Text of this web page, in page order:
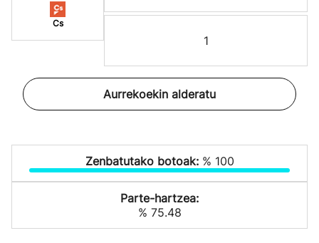
Cs
1
Aurrekoekin alderatu
Zenbatutako botoak: % 100
Parte-hartzea:
% 75.48